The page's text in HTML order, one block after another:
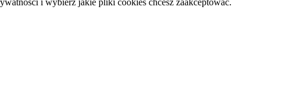
i wybierz jakie pliki cookies chcesz zaakceptować.